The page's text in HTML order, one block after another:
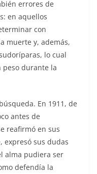
errores de
en aquellos
con
muerte y, además,
lo cual
durante la
En 1911, de
antes de
reafirmó en sus
expresó sus dudas
alma pudiera ser
defendía la